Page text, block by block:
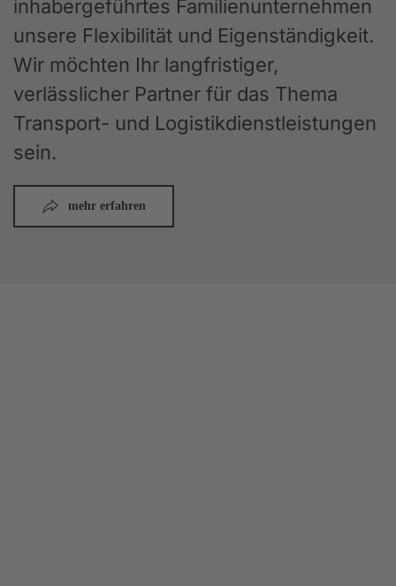
inhabergeführtes Familienunternehmen
unsere Flexibilität und Eigenständigkeit.
Wir möchten Ihr langfristiger,
verlässlicher Partner für das Thema
Transport- und Logistikdienstleistungen
sein.
mehr erfahren